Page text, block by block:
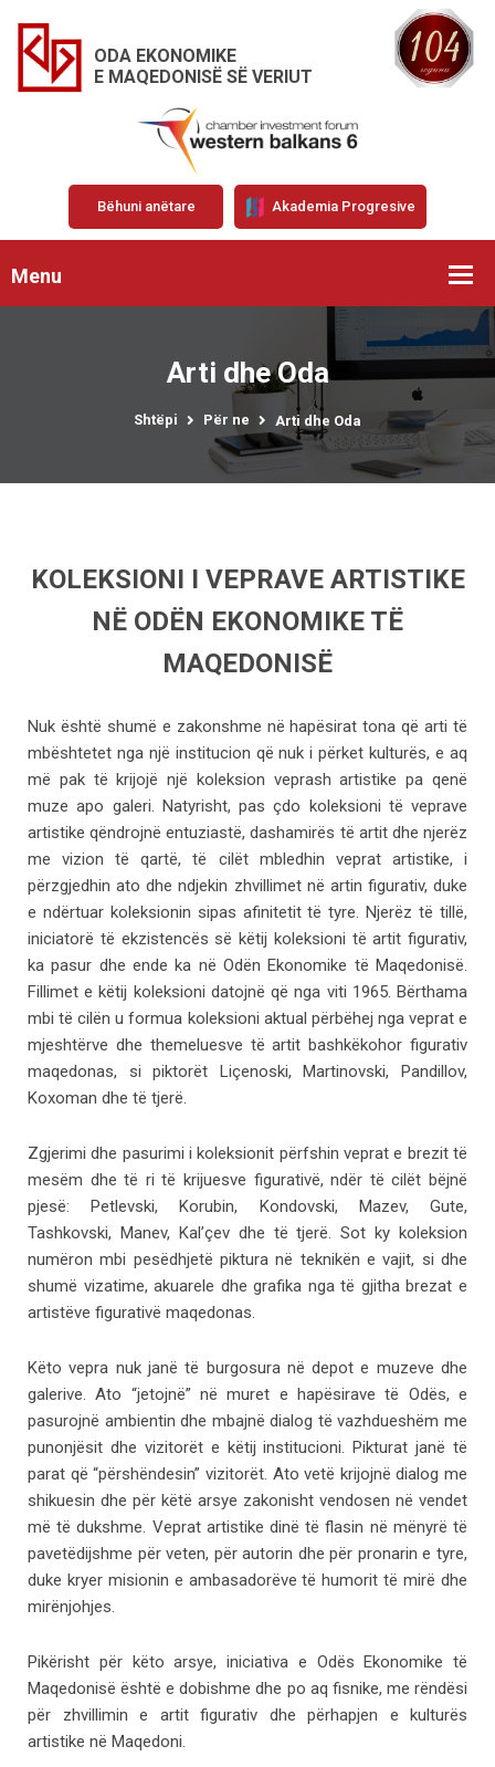
ODA EKONOMIKE
E MAQEDONISË SË VERIUT
Bëhuni anëtare Akademia Progresive
Menu
Arti dhe Oda
Shtëpi Për ne Arti dhe Oda
KOLEKSIONI I VEPRAVE ARTISTIKE
NË ODËN EKONOMIKE TË
MAQEDONISË
Nuk është shumë e zakonshme në hapësirat tona që arti të
mbështetet nga një institucion që nuk i përket kulturës, e aq
më pak të krijojë një koleksion veprash artistike pa qenë
muze apo galeri. Natyrisht, pas çdo koleksioni të veprave
artistike qëndrojnë entuziastë, dashamirës të artit dhe njerëz
me vizion të qartë, të cilët mbledhin veprat artistike, i
përzgjedhin ato dhe ndjekin zhvillimet në artin figurativ, duke
e ndërtuar koleksionin sipas afinitetit të tyre. Njerëz të tillë,
iniciatorë të ekzistencës së këtij koleksioni të artit figurativ,
ka pasur dhe ende ka në Odën Ekonomike të Maqedonisë.
Fillimet e këtij koleksioni datojnë që nga viti 1965. Bërthama
mbi të cilën u formua koleksioni aktual përbëhej nga veprat e
mjeshtërve dhe themeluesve të artit bashkëkohor figurativ
maqedonas, si piktorët Liçenoski, Martinovski, Pandillov,
Koxoman dhe të tjerë.
Zgjerimi dhe pasurimi i koleksionit përfshin veprat e brezit të
mesëm dhe të ri të krijuesve figurativë, ndër të cilët bëjnë
pjesë: Petlevski, Korubin, Kondovski, Mazev, Gute,
Tashkovski, Manev, Kal’çev dhe të tjerë. Sot ky koleksion
numëron mbi pesëdhjetë piktura në teknikën e vajit, si dhe
shumë vizatime, akuarele dhe grafika nga të gjitha brezat e
artistëve figurativë maqedonas.
Këto vepra nuk janë të burgosura në depot e muzeve dhe
galerive. Ato “jetojnë” në muret e hapësirave të Odës, e
pasurojnë ambientin dhe mbajnë dialog të vazhdueshëm me
punonjësit dhe vizitorët e këtij institucioni. Pikturat janë të
parat që “përshëndesin” vizitorët. Ato vetë krijojnë dialog me
shikuesin dhe për këtë arsye zakonisht vendosen në vendet
më të dukshme. Veprat artistike dinë të flasin në mënyrë të
pavetëdijshme për veten, për autorin dhe për pronarin e tyre,
duke kryer misionin e ambasadorëve të humorit të mirë dhe
mirënjohjes.
Pikërisht për këto arsye, iniciativa e Odës Ekonomike të
Maqedonisë është e dobishme dhe po aq fisnike, me rëndësi
për zhvillimin e artit figurativ dhe përhapjen e kulturës
artistike në Maqedoni.
Aleksandar Risteski
Kompozim, 1966 vaj mbi kanavacë (149x95)
B. Zendelski